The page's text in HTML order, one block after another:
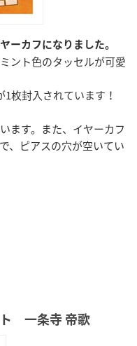
ーカフになりました。
ント色のタッセルが可愛
枚封入されています！
ます。また、イヤーカフ
、ピアスの穴が空いてい
ト 一条寺 帝歌